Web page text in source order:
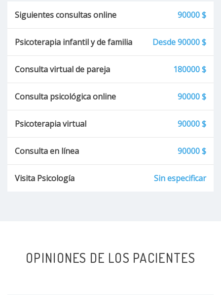
Burnout
Déficit de motivación
Deterioro cognitivo
Trastornos madurativos del neurodesarrollo
Disgrafia
Siguientes consultas online 90000 $
Psicoterapia infantil y de familia Desde 90000 $
Consulta virtual de pareja 180000 $
Consulta psicológica online 90000 $
Psicoterapia virtual 90000 $
Consulta en línea 90000 $
Visita Psicología Sin especificar
OPINIONES DE LOS PACIENTES